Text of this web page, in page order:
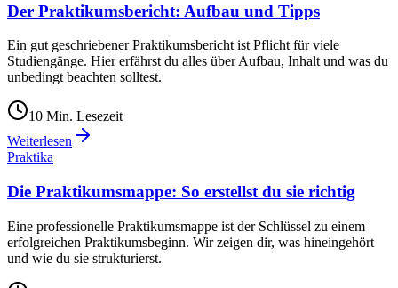
Der Praktikumsbericht: Aufbau und Tipps
Ein gut geschriebener Praktikumsbericht ist Pflicht für viele
Studiengänge. Hier erfährst du alles über Aufbau, Inhalt und was du
unbedingt beachten solltest.
10 Min. Lesezeit
Weiterlesen
Praktika
Die Praktikumsmappe: So erstellst du sie richtig
Eine professionelle Praktikumsmappe ist der Schlüssel zu einem
erfolgreichen Praktikumsbeginn. Wir zeigen dir, was hineingehört
und wie du sie strukturierst.